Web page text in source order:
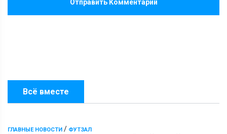
Всё вместе
ГЛАВНЫЕ НОВОСТИ / ФУТЗАЛ
Отправить Комментарий